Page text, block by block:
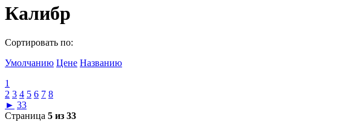
Калибр
Сортировать по:
Умолчанию Цене Названию
1
2 3 4 5 6 7 8
► 33
Страница 5 из 33